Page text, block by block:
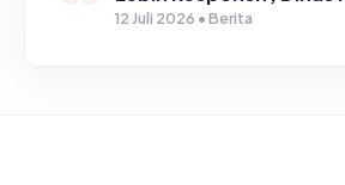
Gelar Sosialisasi SP4N
12 Juli 2026 • Berita